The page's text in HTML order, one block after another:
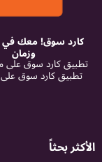
معك في كل مكان
وزمان
سوق على متجر جوجل
كارد سوق على متجر ابل